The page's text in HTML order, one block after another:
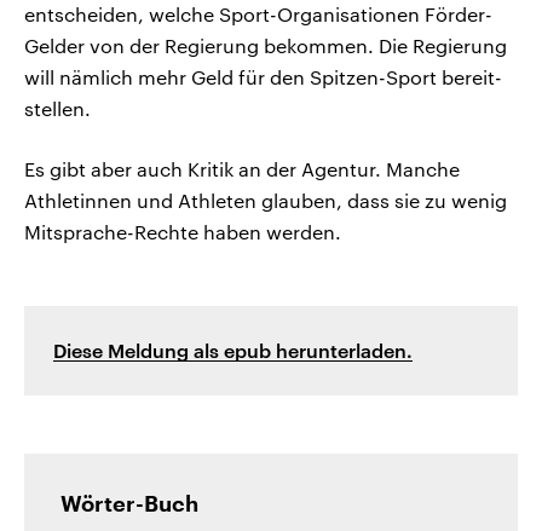
entscheiden, welche Sport-Organisationen Förder-
Gelder von der Regierung bekommen. Die Regierung
will nämlich mehr Geld für den Spitzen-Sport bereit-
stellen.
Es gibt aber auch Kritik an der Agentur. Manche
Athletinnen und Athleten glauben, dass sie zu wenig
Mitsprache-Rechte haben werden.
Diese Meldung als epub herunterladen.
Wörter-Buch